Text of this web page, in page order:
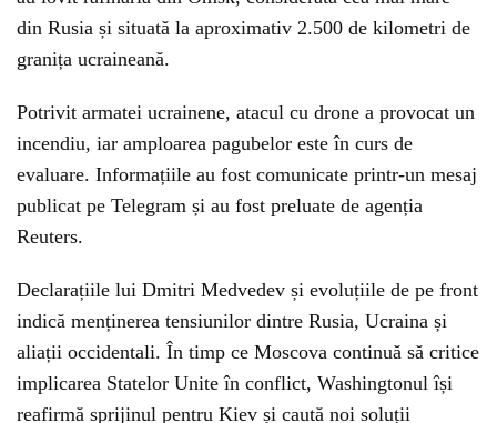
din Rusia și situată la aproximativ 2.500 de kilometri de
granița ucraineană.
Potrivit armatei ucrainene, atacul cu drone a provocat un
incendiu, iar amploarea pagubelor este în curs de
evaluare. Informațiile au fost comunicate printr-un mesaj
publicat pe Telegram și au fost preluate de agenția
Reuters.
Declarațiile lui Dmitri Medvedev și evoluțiile de pe front
indică menținerea tensiunilor dintre Rusia, Ucraina și
aliații occidentali. În timp ce Moscova continuă să critice
implicarea Statelor Unite în conflict, Washingtonul își
reafirmă sprijinul pentru Kiev și caută noi soluții